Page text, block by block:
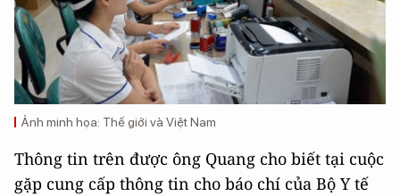
Ảnh minh họa: Thế giới và Việt Nam
Thông tin trên được ông Quang cho biết tại cuộc
gặp cung cấp thông tin cho báo chí của Bộ Y tế